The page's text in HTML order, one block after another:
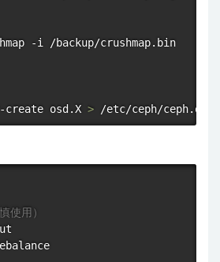
-i /backup/crushmap.bin
create osd.X >
使用）